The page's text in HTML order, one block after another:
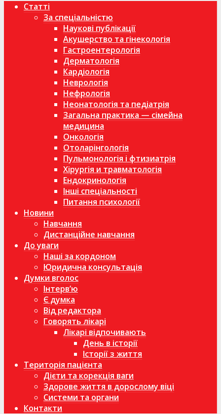
Статті
За спеціальністю
Наукові публікації
Акушерство та гінекологія
Гастроентерологія
Дерматологія
Кардіологія
Неврологія
Нефрологія
Неонатологія та педіатрія
Загальна практика — сімейна
медицина
Онкологія
Отоларінгологія
Пульмонологія і фтизиатрія
Хірургія и травматологія
Ендокринологія
Інші спеціальності
Питання психології
Новини
Навчання
Дистанційне навчання
До уваги
Наші за кордоном
Юридична консультація
Думки вголос
Інтерв’ю
Є думка
Від редактора
Говорять лікарі
Лікарі відпочивають
День в історії
Історії з життя
Територія пацієнта
Дієти та корекція ваги
Здорове життя в дорослому віці
Системи та органи
Контакти